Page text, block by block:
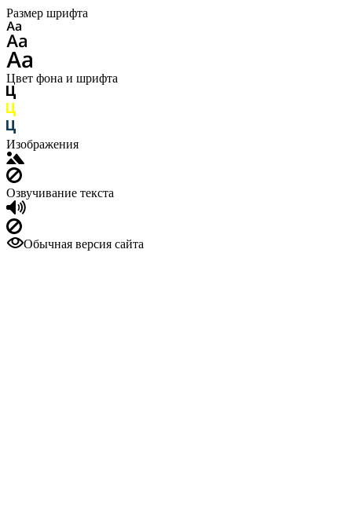
Размер шрифта
Цвет фона и шрифта
Изображения
Озвучивание текста
Обычная версия сайта